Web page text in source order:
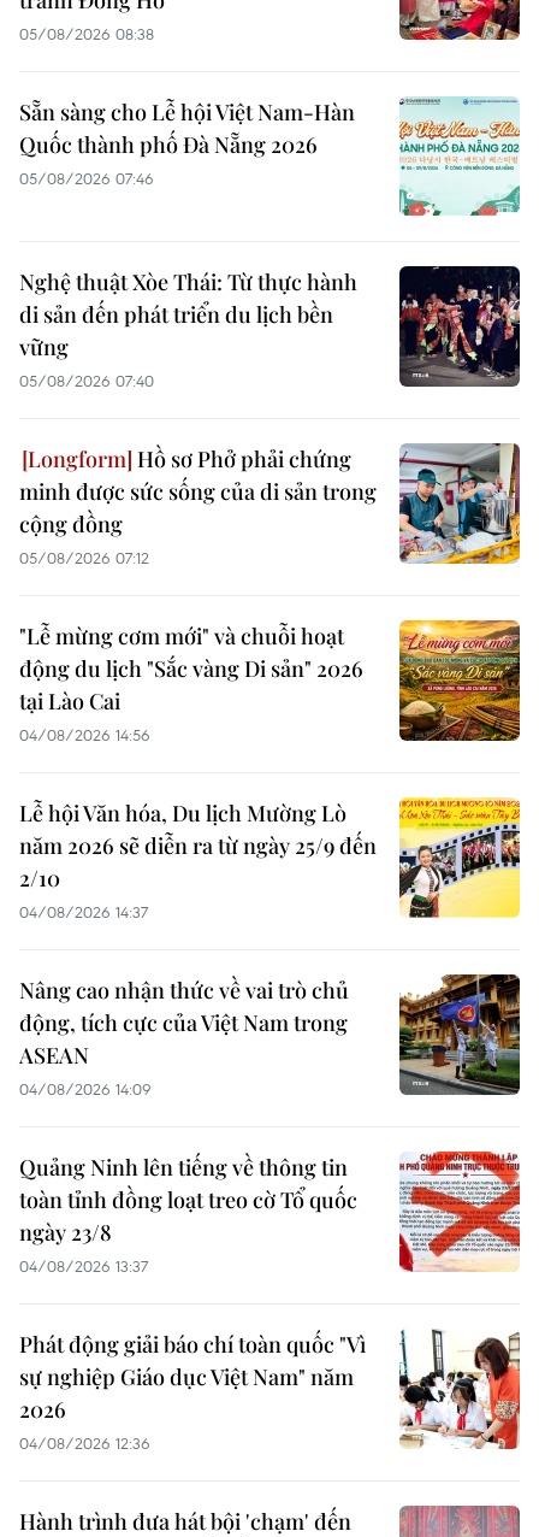
05/08/2026 08:38
Sẵn sàng cho Lễ hội Việt Nam-Hàn
Quốc thành phố Đà Nẵng 2026
05/08/2026 07:46
Nghệ thuật Xòe Thái: Từ thực hành
di sản đến phát triển du lịch bền
vững
05/08/2026 07:40
Hồ sơ Phở phải chứng
minh được sức sống của di sản trong
cộng đồng
05/08/2026 07:12
"Lễ mừng cơm mới" và chuỗi hoạt
động du lịch "Sắc vàng Di sản" 2026
tại Lào Cai
04/08/2026 14:56
Lễ hội Văn hóa, Du lịch Mường Lò
năm 2026 sẽ diễn ra từ ngày 25/9 đến
2/10
04/08/2026 14:37
Nâng cao nhận thức về vai trò chủ
động, tích cực của Việt Nam trong
ASEAN
04/08/2026 14:09
Quảng Ninh lên tiếng về thông tin
toàn tỉnh đồng loạt treo cờ Tổ quốc
ngày 23/8
04/08/2026 13:37
Phát động giải báo chí toàn quốc "Vì
sự nghiệp Giáo dục Việt Nam" năm
2026
04/08/2026 12:36
Hành trình đưa hát bội 'chạm' đến